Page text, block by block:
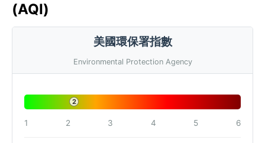
(AQI)
美國環保署指數
Environmental Protection Agency
2
1 2 3 4 5 6